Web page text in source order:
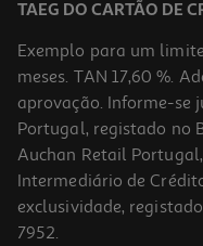
TAEG DO CARTÃO DE
Exemplo para um
meses. TAN 17,60 %.
aprovação. Informe-se
Portugal, registado no
Auchan Retail
Intermediário de
exclusividade,
7952.